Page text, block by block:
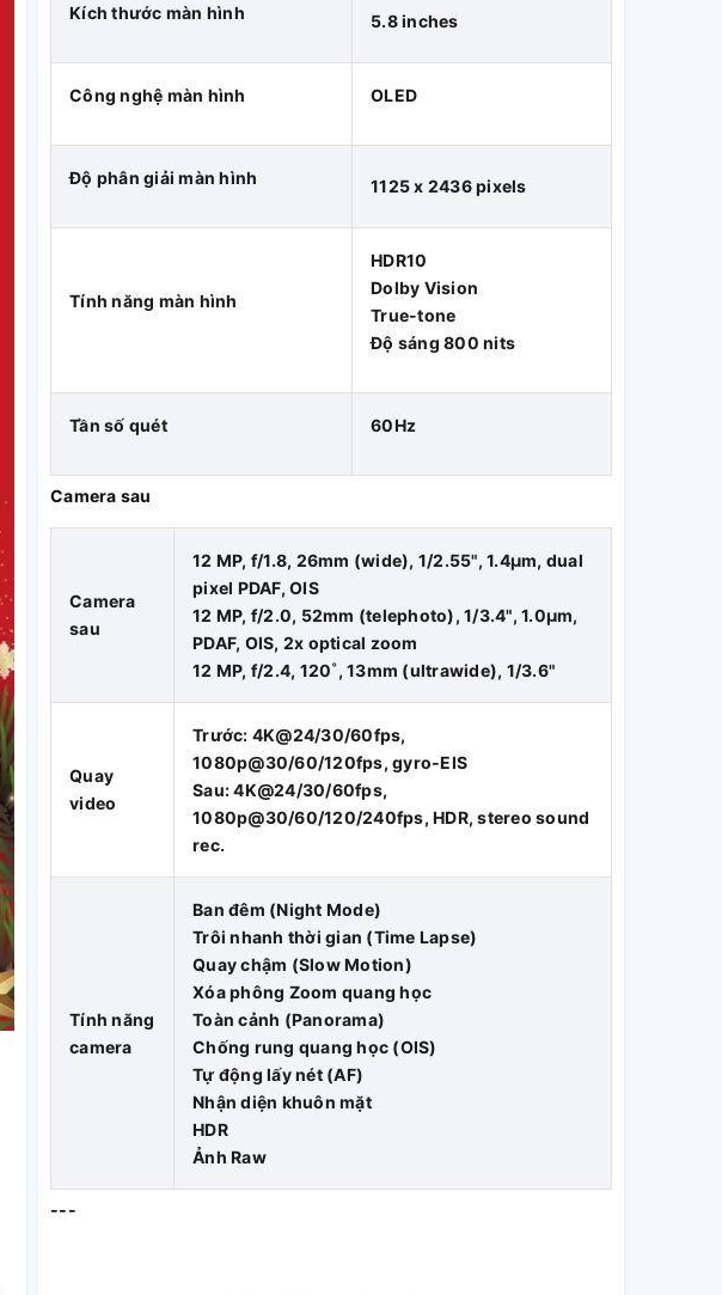
Kích thước màn hình 5.8 inches
Công nghệ màn hình OLED
Độ phân giải màn hình 1125 x 2436 pixels
Tính năng màn hình
HDR10
Dolby Vision
True-tone
Độ sáng 800 nits
Tần số quét 60Hz
Camera sau
Camera
sau
12 MP, f/1.8, 26mm (wide), 1/2.55", 1.4µm, dual
pixel PDAF, OIS
12 MP, f/2.0, 52mm (telephoto), 1/3.4", 1.0µm,
PDAF, OIS, 2x optical zoom
12 MP, f/2.4, 120˚, 13mm (ultrawide), 1/3.6"
Quay
video
Trước: 4K@24/30/60fps,
1080p@30/60/120fps, gyro-EIS
Sau: 4K@24/30/60fps,
1080p@30/60/120/240fps, HDR, stereo sound
rec.
Tính năng
camera
Ban đêm (Night Mode)
Trôi nhanh thời gian (Time Lapse)
Quay chậm (Slow Motion)
Xóa phông Zoom quang học
Toàn cảnh (Panorama)
Chống rung quang học (OIS)
Tự động lấy nét (AF)
Nhận diện khuôn mặt
HDR
Ảnh Raw
---